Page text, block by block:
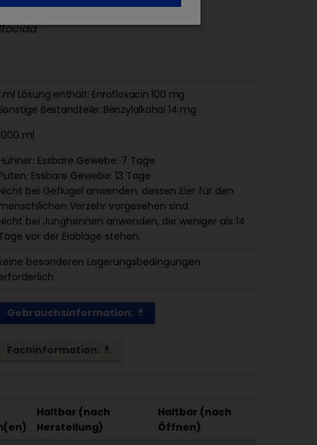
ml Lösung enthält: Enrofloxacin 100 mg
Bestandteile: Benzylalkohol 14 mg
ml
Essbare Gewebe: 7 Tage
Essbare Gewebe: 13 Tage
bei Geflügel anwenden, dessen Eier für den
Verzehr vorgesehen sind.
bei Junghennen anwenden, die weniger als 14
vor der Eiablage stehen.
besonderen Lagerungsbedingungen
Gebrauchsinformation: get_app
Fachinformation: get_app
Haltbar (nach
Herstellung)
Haltbar (nach
Öffnen)